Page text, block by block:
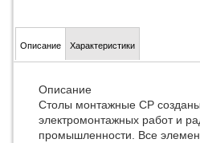
Описание Характеристики
Описание
Столы монтажные СР
электромонтажных работ и
промышленности. Все